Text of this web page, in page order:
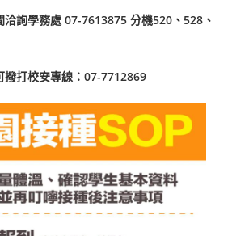
詢學務處 07-7613875 分機520、528、
撥打校安專線：07-7712869